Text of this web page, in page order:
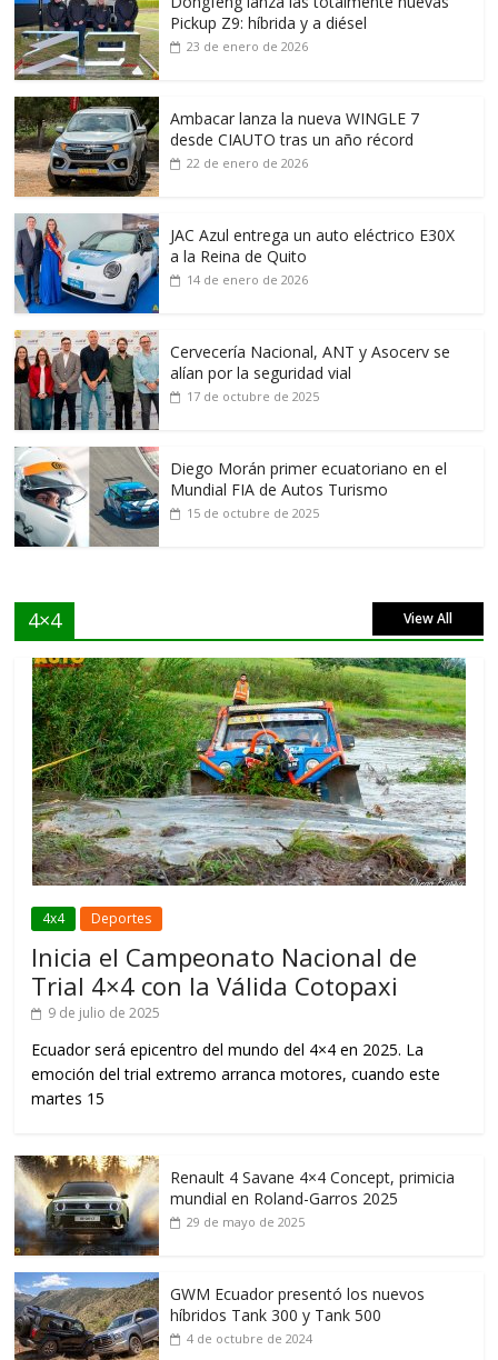
Pickup Z9: híbrida y a diésel
23 de enero de 2026
Ambacar lanza la nueva WINGLE 7
desde CIAUTO tras un año récord
22 de enero de 2026
JAC Azul entrega un auto eléctrico E30X
a la Reina de Quito
14 de enero de 2026
Cervecería Nacional, ANT y Asocerv se
alían por la seguridad vial
17 de octubre de 2025
Diego Morán primer ecuatoriano en el
Mundial FIA de Autos Turismo
15 de octubre de 2025
4×4 View All
4x4 Deportes
Inicia el Campeonato Nacional de
Trial 4×4 con la Válida Cotopaxi
9 de julio de 2025
Ecuador será epicentro del mundo del 4×4 en 2025. La
emoción del trial extremo arranca motores, cuando este
martes 15
Renault 4 Savane 4×4 Concept, primicia
mundial en Roland-Garros 2025
29 de mayo de 2025
GWM Ecuador presentó los nuevos
híbridos Tank 300 y Tank 500
4 de octubre de 2024